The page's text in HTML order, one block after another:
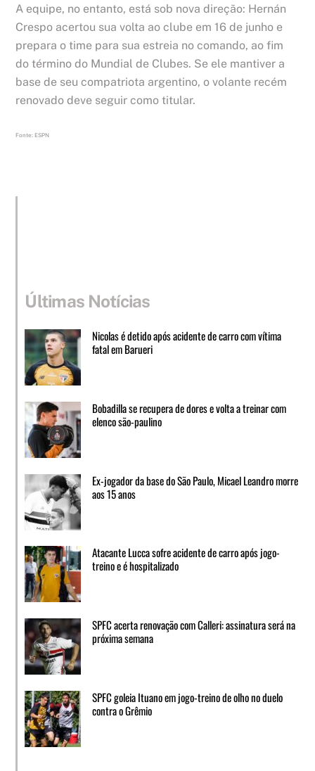
A equipe, no entanto, está sob nova direção: Hernán
Crespo acertou sua volta ao clube em 16 de junho e
prepara o time para sua estreia no comando, ao fim
do término do Mundial de Clubes. Se ele mantiver a
base de seu compatriota argentino, o volante recém
renovado deve seguir como titular.
Fonte: ESPN
Últimas Notícias
Nicolas é detido após acidente de carro com vítima
fatal em Barueri
Bobadilla se recupera de dores e volta a treinar com
elenco são-paulino
Ex-jogador da base do São Paulo, Micael Leandro morre
aos 15 anos
Atacante Lucca sofre acidente de carro após jogo-
treino e é hospitalizado
SPFC acerta renovação com Calleri: assinatura será na
próxima semana
SPFC goleia Ituano em jogo-treino de olho no duelo
contra o Grêmio